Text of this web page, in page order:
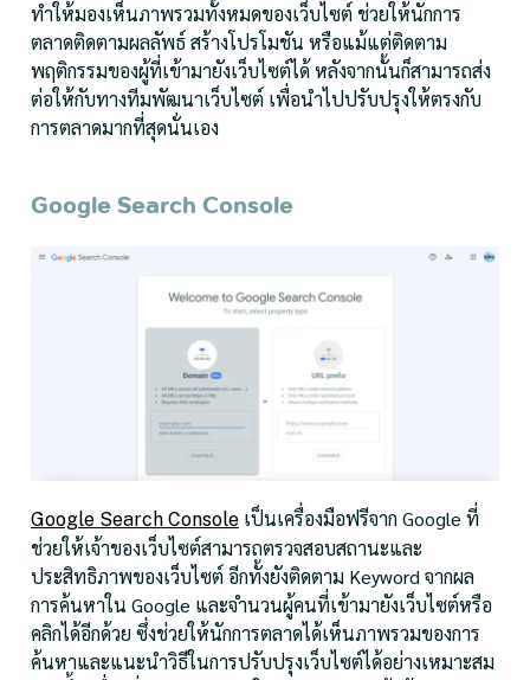
ทำให้มองเห็นภาพรวมทั้งหมดของเว็บไซต์ ช่วยให้นักการ
ตลาดติดตามผลลัพธ์ สร้างโปรโมชัน หรือแม้แต่ติดตาม
พฤติกรรมของผู้ที่เข้ามายังเว็บไซต์ได้ หลังจากนั้นก็สามารถส่ง
ต่อให้กับทางทีมพัฒนาเว็บไซต์ เพื่อนำไปปรับปรุงให้ตรงกับ
การตลาดมากที่สุดนั่นเอง
Google Search Console
Google Search Console เป็นเครื่องมือฟรีจาก Google ที่
ช่วยให้เจ้าของเว็บไซต์สามารถตรวจสอบสถานะและ
ประสิทธิภาพของเว็บไซต์ อีกทั้งยังติดตาม Keyword จากผล
การค้นหาใน Google และจำนวนผู้คนที่เข้ามายังเว็บไซต์หรือ
คลิกได้อีกด้วย ซึ่งช่วยให้นักการตลาดได้เห็นภาพรวมของการ
ค้นหาและแนะนำวิธีในการปรับปรุงเว็บไซต์ได้อย่างเหมาะสม